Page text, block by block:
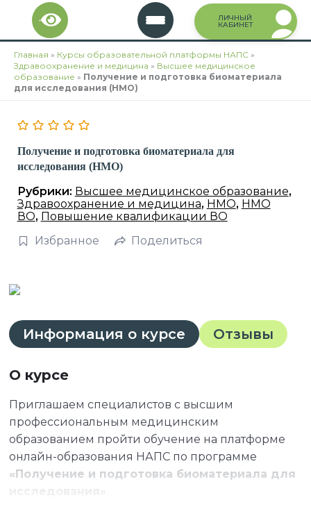
Перейти
содержимому
ЛИЧНЫЙ
КАБИНЕТ
Главная » Курсы образовательной платформы НАПС »
Здравоохранение и медицина » Высшее медицинское
образование » Получение и подготовка биоматериала
для исследования (НМО)
Получение и подготовка биоматериала для
исследования (НМО)
Рубрики: Высшее медицинское образование,
Здравоохранение и медицина, НМО, НМО
ВО, Повышение квалификации ВО
Избранное
Поделиться
Информация о курсе Отзывы
О курсе
Приглашаем специалистов с высшим
профессиональным медицинским
образованием пройти обучение на платформе
онлайн-образования НАПС по программе
«Получение и подготовка биоматериала для